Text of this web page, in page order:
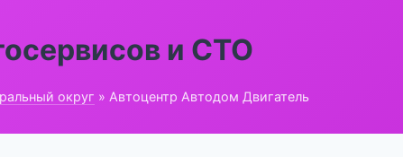
и СТО
округ » Автоцентр Автодом Двигатель